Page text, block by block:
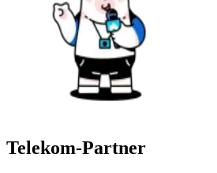
Telekom-Partner